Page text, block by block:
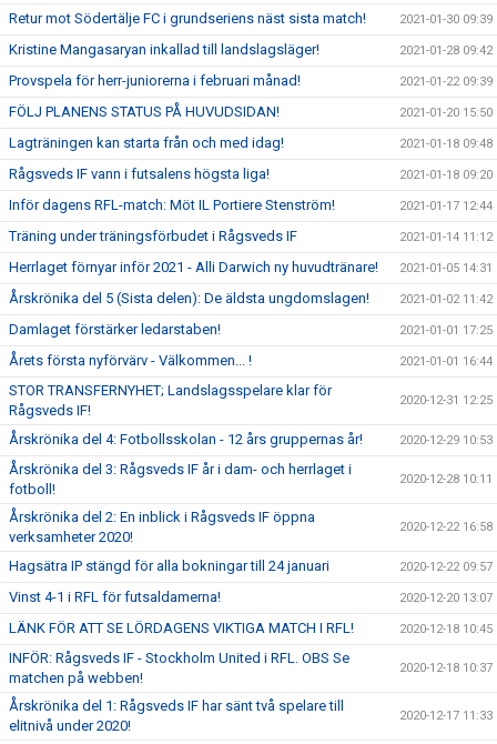
Retur mot Södertälje FC i grundseriens näst sista match! 2021-01-30 09:39
Kristine Mangasaryan inkallad till landslagsläger! 2021-01-28 09:42
Provspela för herr-juniorerna i februari månad! 2021-01-22 09:39
FÖLJ PLANENS STATUS PÅ HUVUDSIDAN! 2021-01-20 15:50
Lagträningen kan starta från och med idag! 2021-01-18 09:48
Rågsveds IF vann i futsalens högsta liga! 2021-01-18 09:20
Inför dagens RFL-match: Möt IL Portiere Stenström! 2021-01-17 12:44
Träning under träningsförbudet i Rågsveds IF 2021-01-14 11:12
Herrlaget förnyar inför 2021 - Alli Darwich ny huvudtränare! 2021-01-05 14:31
Årskrönika del 5 (Sista delen): De äldsta ungdomslagen! 2021-01-02 11:42
Damlaget förstärker ledarstaben! 2021-01-01 17:25
Årets första nyförvärv - Välkommen... ! 2021-01-01 16:44
STOR TRANSFERNYHET; Landslagsspelare klar för
Rågsveds IF!
2020-12-31 12:25
Årskrönika del 4: Fotbollsskolan - 12 års gruppernas år! 2020-12-29 10:53
Årskrönika del 3: Rågsveds IF år i dam- och herrlaget i
fotboll!
2020-12-28 10:11
Årskrönika del 2: En inblick i Rågsveds IF öppna
verksamheter 2020!
2020-12-22 16:58
Hagsätra IP stängd för alla bokningar till 24 januari 2020-12-22 09:57
Vinst 4-1 i RFL för futsaldamerna! 2020-12-20 13:07
LÄNK FÖR ATT SE LÖRDAGENS VIKTIGA MATCH I RFL! 2020-12-18 10:45
INFÖR: Rågsveds IF - Stockholm United i RFL. OBS Se
matchen på webben!
2020-12-18 10:37
Årskrönika del 1: Rågsveds IF har sänt två spelare till
elitnivå under 2020!
2020-12-17 11:33